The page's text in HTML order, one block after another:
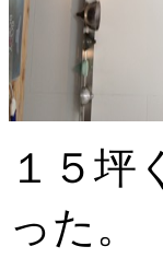
１５坪
った。